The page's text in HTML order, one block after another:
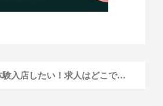
キャバクラに体験入店したい！求人はどこで探す・どう探す？